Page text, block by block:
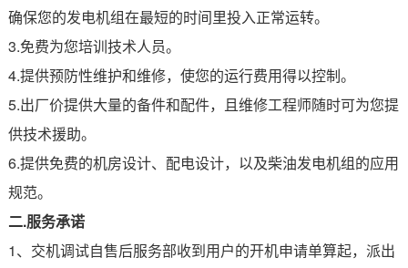
确保您的发电机组在最短的时间里投入正常运转。
3.免费为您培训技术人员。
4.提供预防性维护和维修，使您的运行费用得以控制。
5.出厂价提供大量的备件和配件，且维修工程师随时可为您提
供技术援助。
6.提供免费的机房设计、配电设计，以及柴油发电机组的应用
规范。
二.服务承诺
1、交机调试自售后服务部收到用户的开机申请单算起，派出